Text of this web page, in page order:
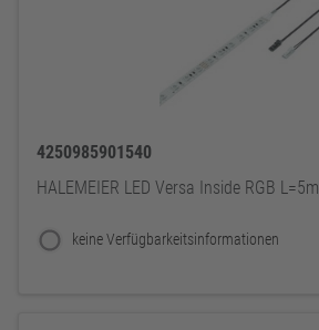
4250985901540
HALEMEIER LED Versa Inside RGB L=5m
keine Verfügbarkeitsinformationen